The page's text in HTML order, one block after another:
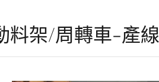
料架/周轉車-產